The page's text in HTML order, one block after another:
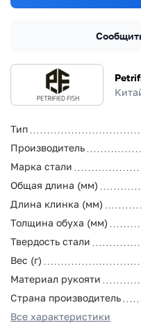
Тип
Производитель
Марка стали
Общая длина (мм)
Длина клинка (мм)
Толщина обуха (мм)
Твердость стали
Вес (г)
Материал рукояти
Страна производитель
Все характеристики